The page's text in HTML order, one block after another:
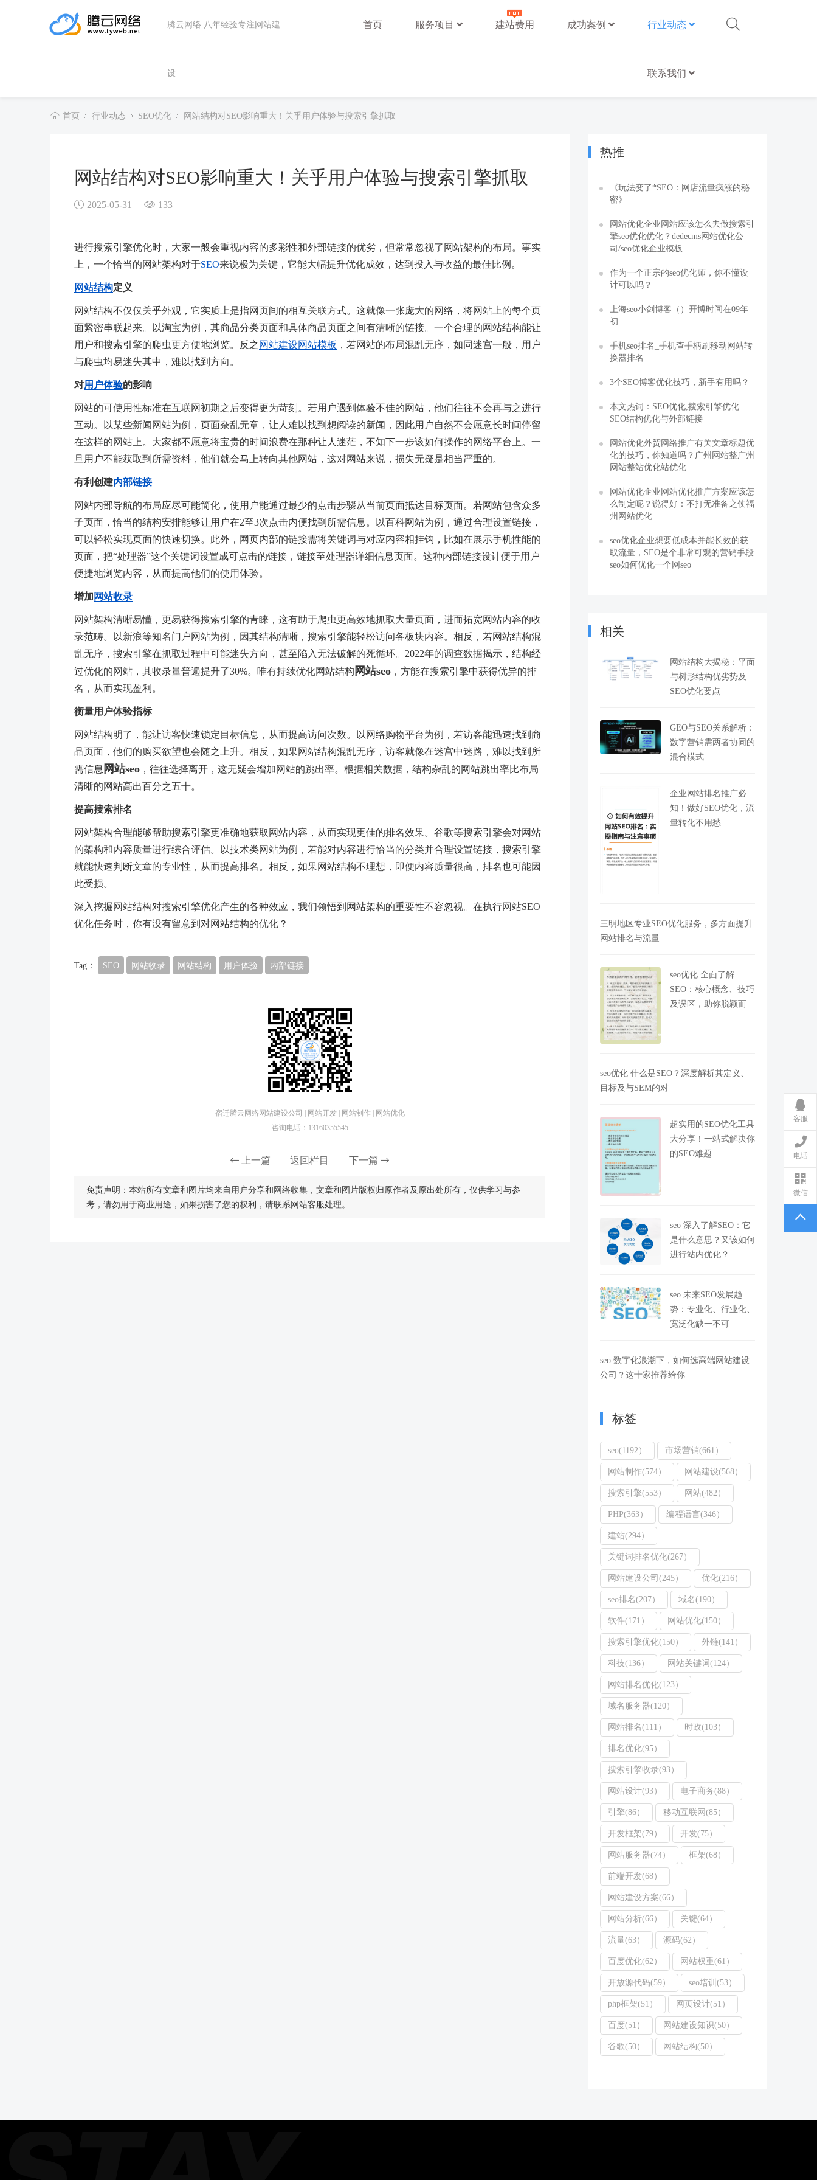
腾云网络 八年经验专注网站建
设
首页 服务项目 建站费用 成功案例 行业动态
联系我们
首页 行业动态 SEO优化 网站结构对SEO影响重大！关乎用户体验与搜索引擎抓取
网站结构对SEO影响重大！关乎用户体验与搜索引擎抓取
2025-05-31 133
进行搜索引擎优化时，大家一般会重视内容的多彩性和外部链接的优劣，但常常忽视了网站架构的布局。事实
上，一个恰当的网站架构对于SEO来说极为关键，它能大幅提升优化成效，达到投入与收益的最佳比例。
网站结构定义
网站结构不仅仅关乎外观，它实质上是指网页间的相互关联方式。这就像一张庞大的网络，将网站上的每个页
面紧密串联起来。以淘宝为例，其商品分类页面和具体商品页面之间有清晰的链接。一个合理的网站结构能让
用户和搜索引擎的爬虫更方便地浏览。反之 网站建设网站模板
，若网站的布局混乱无序，如同迷宫一般，用户
与爬虫均易迷失其中，难以找到方向。
对用户体验的影响
网站的可使用性标准在互联网初期之后变得更为苛刻。若用户遇到体验不佳的网站，他们往往不会再与之进行
互动。以某些新闻网站为例，页面杂乱无章，让人难以找到想阅读的新闻，因此用户自然不会愿意长时间停留
在这样的网站上。大家都不愿意将宝贵的时间浪费在那种让人迷茫，不知下一步该如何操作的网络平台上。一
旦用户不能获取到所需资料，他们就会马上转向其他网站，这对网站来说，损失无疑是相当严重的。
有利创建内部链接
网站内部导航的布局应尽可能简化，使用户能通过最少的点击步骤从当前页面抵达目标页面。若网站包含众多
子页面，恰当的结构安排能够让用户在2至3次点击内便找到所需信息。以百科网站为例，通过合理设置链接，
可以轻松实现页面的快速切换。此外，网页内部的链接需将关键词与对应内容相挂钩，比如在展示手机性能的
页面，把“处理器”这个关键词设置成可点击的链接，链接至处理器详细信息页面。这种内部链接设计便于用户
便捷地浏览内容，从而提高他们的使用体验。
增加 网站收录
网站架构清晰易懂，更易获得搜索引擎的青睐，这有助于爬虫更高效地抓取大量页面，进而拓宽网站内容的收
录范畴。以新浪等知名门户网站为例，因其结构清晰，搜索引擎能轻松访问各板块内容。相反，若网站结构混
乱无序，搜索引擎在抓取过程中可能迷失方向，甚至陷入无法破解的死循环。2022年的调查数据揭示，结构经
过优化的网站，其收录量普遍提升了30%。唯有持续优化网站结构 网站seo ，方能在搜索引擎中获得优异的排
名，从而实现盈利。
衡量用户体验指标
网站结构明了，能让访客快速锁定目标信息，从而提高访问次数。以网络购物平台为例，若访客能迅速找到商
品页面，他们的购买欲望也会随之上升。相反，如果网站结构混乱无序，访客就像在迷宫中迷路，难以找到所
需信息 网站seo ，往往选择离开，这无疑会增加网站的跳出率。根据相关数据，结构杂乱的网站跳出率比布局
清晰的网站高出百分之五十。
提高搜索排名
网站架构合理能够帮助搜索引擎更准确地获取网站内容，从而实现更佳的排名效果。谷歌等搜索引擎会对网站
的架构和内容质量进行综合评估。以技术类网站为例，若能对内容进行恰当的分类并合理设置链接，搜索引擎
就能快速判断文章的专业性，从而提高排名。相反，如果网站结构不理想，即便内容质量很高，排名也可能因
此受损。
深入挖掘网站结构对搜索引擎优化产生的各种效应，我们领悟到网站架构的重要性不容忽视。在执行网站SEO
优化任务时，你有没有留意到对网站结构的优化？
Tag： SEO 网站收录 网站结构 用户体验 内部链接
宿迁腾云网络网站建设公司 | 网站开发 | 网站制作 | 网站优化
咨询电话：13160355545
上一篇 返回栏目 下一篇
免责声明：本站所有文章和图片均来自用户分享和网络收集，文章和图片版权归原作者及原出处所有，仅供学习与参
考，请勿用于商业用途，如果损害了您的权利，请联系网站客服处理。
热推
《玩法变了*SEO：网店流量疯涨的秘
密》
网站优化企业网站应该怎么去做搜索引
擎seo优化优化？dedecms网站优化公
司/seo优化企业模板
作为一个正宗的seo优化师，你不懂设
计可以吗？
上海seo小剑博客（）开博时间在09年
初
手机seo排名_手机查手柄刷移动网站转
换器排名
​3个SEO博客优化技巧，新手有用吗？
本文热词：SEO优化,搜索引擎优化
SEO结构优化与外部链接
网站优化外贸网络推广有关文章标题优
化的技巧，你知道吗？广州网站整广州
网站整站优化站优化
网站优化企业网站优化推广方案应该怎
么制定呢？说得好：不打无准备之仗福
州网站优化
seo优化企业想要低成本并能长效的获
取流量，SEO是个非常可观的营销手段
seo如何优化一个网seo
相关
网站结构大揭秘：平面
与树形结构优劣势及
SEO优化要点
GEO与SEO关系解析：
数字营销需两者协同的
混合模式
企业网站排名推广必
知！做好SEO优化，流
量转化不用愁
三明地区专业SEO优化服务，多方面提升
网站排名与流量
seo优化 全面了解
SEO：核心概念、技巧
及误区，助你脱颖而
seo优化 什么是SEO？深度解析其定义、
目标及与SEM的对
超实用的SEO优化工具
大分享！一站式解决你
的SEO难题
seo 深入了解SEO：它
是什么意思？又该如何
进行站内优化？
seo 未来SEO发展趋
势：专业化、行业化、
宽泛化缺一不可
seo 数字化浪潮下，如何选高端网站建设
公司？这十家推荐给你
标签
seo(1192） 市场营销(661）
网站制作(574） 网站建设(568）
搜索引擎(553） 网站(482）
PHP(363） 编程语言(346）
建站(294）
关键词排名优化(267）
网站建设公司(245） 优化(216）
seo排名(207） 域名(190）
软件(171） 网站优化(150）
搜索引擎优化(150） 外链(141）
科技(136） 网站关键词(124）
网站排名优化(123）
域名服务器(120）
网站排名(111） 时政(103）
排名优化(95）
搜索引擎收录(93）
网站设计(93） 电子商务(88）
引擎(86） 移动互联网(85）
开发框架(79） 开发(75）
网站服务器(74） 框架(68）
前端开发(68）
网站建设方案(66）
网站分析(66） 关键(64）
流量(63） 源码(62）
百度优化(62） 网站权重(61）
开放源代码(59） seo培训(53）
php框架(51） 网页设计(51）
百度(51） 网站建设知识(50）
谷歌(50） 网站结构(50）
客服
电话
微信